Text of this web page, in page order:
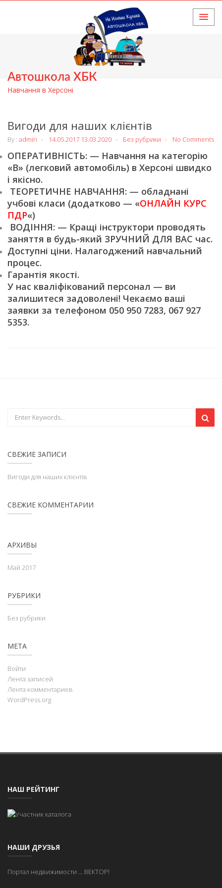
Автошкола ХБК
Навчання в Херсоні
HOME
Вигоди для наших клієнтів
By : admin 14.05.2017 13.03.2020 Без рубрики No Comments
ОПЕРАТИВНІСТЬ: — Навчання на категорію
«В» (легковий автомобіль) в Херсоні швидко
і якісно.
ТЕОРЕТИЧНЕ НАВЧАННЯ: — обладнані
учбові класи (додатково — «ОНЛАЙН КУРС
ПДР«)
ВОДІННЯ: — Кращі інструктори проводять
заняття в будь-який ЗРУЧНИЙ ДЛЯ ВАС час.
Доступні ціни. Налагоджений навчальний
процес.
Гарантія якості.
У нас кваліфікований персонал — ви
залишитеся задоволені! Чекаємо ваші
заявки за телефоном 050 950 7283, 067 927
5353.
СВЕЖИЕ ЗАПИСИ
Вигоди для наших клієнтів
СВЕЖИЕ КОММЕНТАРИИ
АРХИВЫ
Май 2017
РУБРИКИ
Без рубрики
МЕТА
Войти
Лента записей
Лента комментариев
WordPress.org
НАШ РЕЙТИНГ
НАШИ ДРУЗЬЯ
Портал недвижимости ... ВЕКТОР!